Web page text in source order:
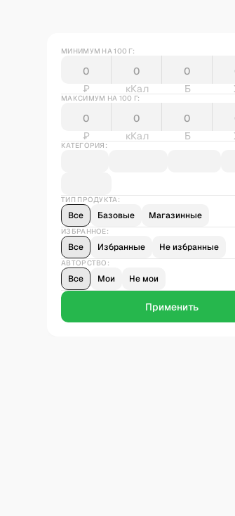
МИНИМУМ НА 100 Г:
₽ кКал Б
МАКСИМУМ НА 100 Г:
₽ кКал Б
КАТЕГОРИЯ:
ТИП ПРОДУКТА:
Все Базовые Магазинные
ИЗБРАННОЕ:
Все Избранные Не избранные
АВТОРСТВО:
Все Мои Не мои